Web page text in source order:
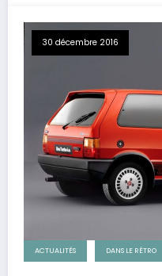
30 décembre 2016
ACTUALITÉS DANS LE RÉTRO